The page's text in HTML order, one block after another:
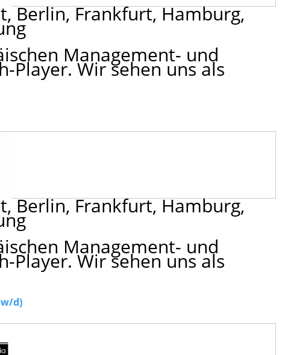
Berlin, Frankfurt, Hamburg,
Management- und
Player. Wir sehen uns als
Berlin, Frankfurt, Hamburg,
Management- und
Player. Wir sehen uns als
d)